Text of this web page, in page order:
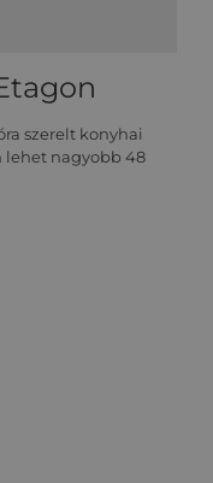
szerelt konyhai
lehet nagyobb 48